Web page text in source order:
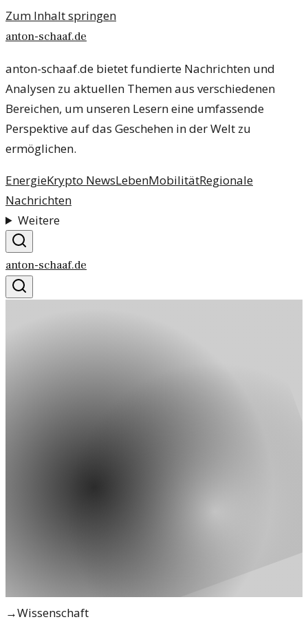
Zum Inhalt springen
anton-schaaf.de
anton-schaaf.de bietet fundierte Nachrichten und
Analysen zu aktuellen Themen aus verschiedenen
Bereichen, um unseren Lesern eine umfassende
Perspektive auf das Geschehen in der Welt zu
ermöglichen.
EnergieKrypto NewsLebenMobilitätRegionale
Nachrichten
Weitere
anton-schaaf.de
→Wissenschaft